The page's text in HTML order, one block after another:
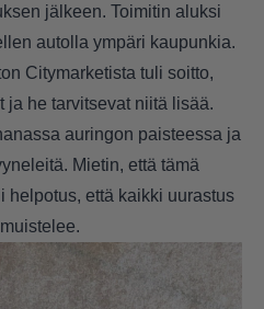
jälkeen. Toimitin aluksi
autolla ympäri kaupunkia.
Citymarketista tuli soitto,
ja he tarvitsevat niitä lisää.
auringon paisteessa ja
Mietin, että tämä
helpotus, että kaikki uurastus